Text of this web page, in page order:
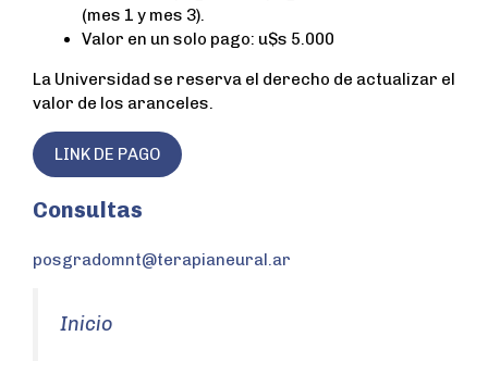
(mes 1 y mes 3).
Valor en un solo pago: u$s 5.000
La Universidad se reserva el derecho de actualizar el
valor de los aranceles.
LINK DE PAGO
Consultas
posgradomnt@terapianeural.ar
Inicio